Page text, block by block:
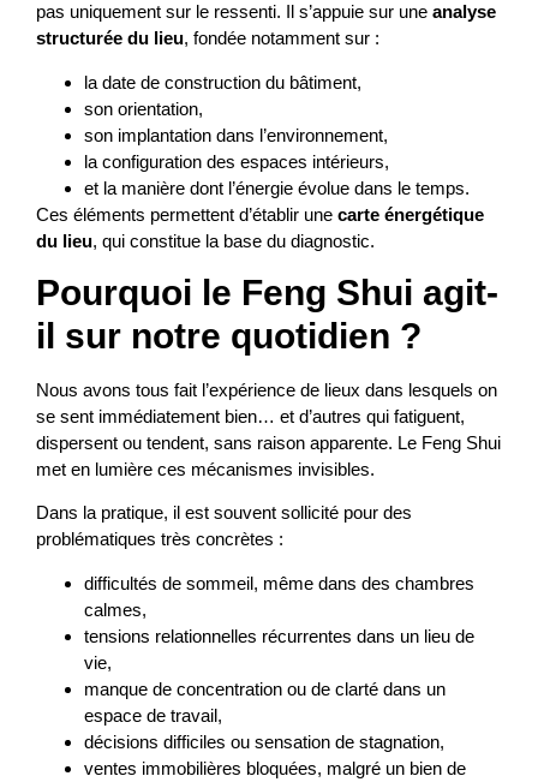
pas uniquement sur le ressenti. Il s’appuie sur une analyse
structurée du lieu, fondée notamment sur :
la date de construction du bâtiment,
son orientation,
son implantation dans l’environnement,
la configuration des espaces intérieurs,
et la manière dont l’énergie évolue dans le temps.
Ces éléments permettent d’établir une carte énergétique
du lieu, qui constitue la base du diagnostic.
Pourquoi le Feng Shui agit-
il sur notre quotidien ?
Nous avons tous fait l’expérience de lieux dans lesquels on
se sent immédiatement bien… et d’autres qui fatiguent,
dispersent ou tendent, sans raison apparente. Le Feng Shui
met en lumière ces mécanismes invisibles.
Dans la pratique, il est souvent sollicité pour des
problématiques très concrètes :
difficultés de sommeil, même dans des chambres
calmes,
tensions relationnelles récurrentes dans un lieu de
vie,
manque de concentration ou de clarté dans un
espace de travail,
décisions difficiles ou sensation de stagnation,
ventes immobilières bloquées, malgré un bien de